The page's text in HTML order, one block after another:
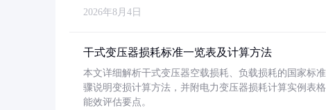
2026年8月4日
干式变压器损耗标准一览表及计算方法
本文详细解析干式变压器空载损耗、负载损耗的国家标
骤说明变损计算方法，并附电力变压器损耗计算实例表
能效评估要点。